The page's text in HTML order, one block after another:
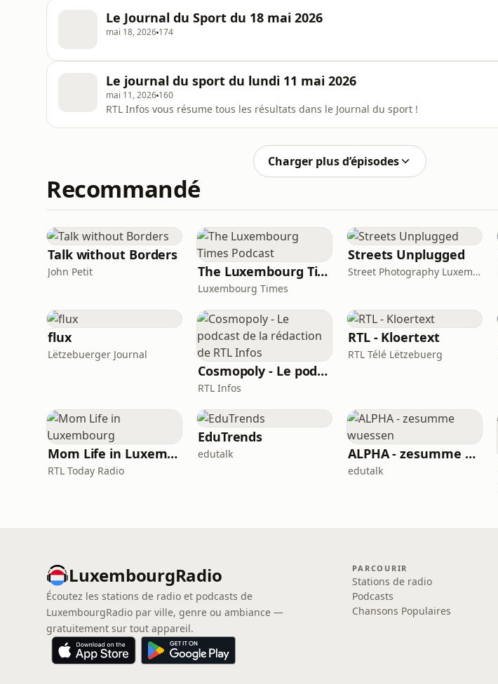
Le Journal du Sport du 18 mai 2026
mai 18, 2026 174
Le journal du sport du lundi 11 mai 2026
mai 11, 2026 160
RTL Infos vous résume tous les résultats dans le Journal du sport !
Charger plus d’épisodes
Recommandé
Talk without Borders
John Petit The Luxembourg Times Podcast
Luxembourg Times
Streets Unplugged
Street Photography Luxembourg Collective
flux
Lëtzebuerger Journal
Cosmopoly - Le podcast de la rédaction de RTL Infos
RTL Infos
RTL - Kloertext
RTL Télé Lëtzebuerg
Mom Life in Luxembourg
RTL Today Radio
EduTrends
edutalk ALPHA - zesumme wuessen
edutalk
LuxembourgRadio
Écoutez les stations de radio et podcasts de
LuxembourgRadio par ville, genre ou ambiance —
gratuitement sur tout appareil.
PARCOURIR
Stations de radio
Podcasts
Chansons Populaires